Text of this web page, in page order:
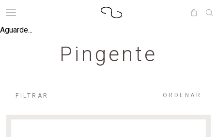
Aguarde...
Pingente
FILTRAR ORDENAR